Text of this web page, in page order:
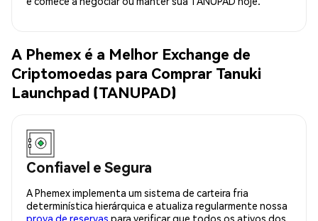
A Phemex é a Melhor Exchange de
Criptomoedas para Comprar Tanuki
Launchpad (TANUPAD)
Confiavel e Segura
A Phemex implementa um sistema de carteira fria
determinística hierárquica e atualiza regularmente nossa
prova de reservas para verificar que todos os ativos dos